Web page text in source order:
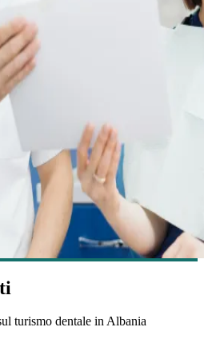
turismo dentale in Albania